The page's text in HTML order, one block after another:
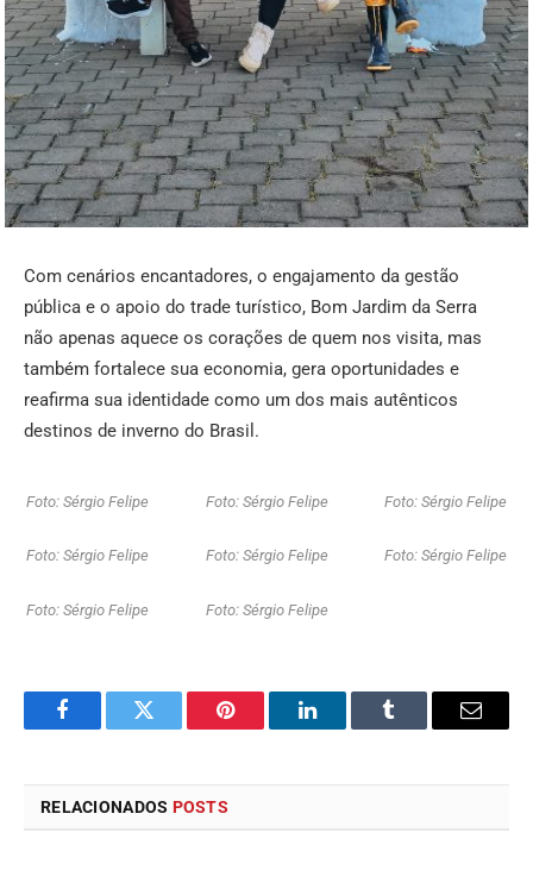
Com cenários encantadores, o engajamento da gestão
pública e o apoio do trade turístico, Bom Jardim da Serra
não apenas aquece os corações de quem nos visita, mas
também fortalece sua economia, gera oportunidades e
reafirma sua identidade como um dos mais autênticos
destinos de inverno do Brasil.
Foto: Sérgio Felipe Foto: Sérgio Felipe Foto: Sérgio Felipe
Foto: Sérgio Felipe Foto: Sérgio Felipe Foto: Sérgio Felipe
Foto: Sérgio Felipe Foto: Sérgio Felipe
FacebookTwitter Pinterest LinkedInTumblr
E-
RELACIONADOS POSTS